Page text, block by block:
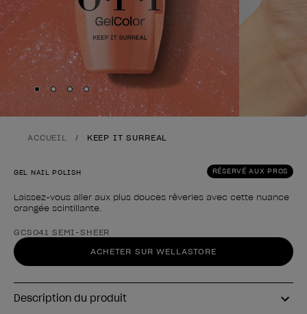
Skip to slide1
Skip to slide2
Skip to slide 3
Skip to slide 4
ACCUEIL KEEP IT SURREAL
RÉSERVÉ AUX PROS
GEL NAIL POLISH
Laissez-vous aller aux plus douces rêveries avec cette nuance
orangée scintillante.
Forme du produit
GCS041 SEMI-SHEER
ACHETER SUR WELLASTORE
Description du produit